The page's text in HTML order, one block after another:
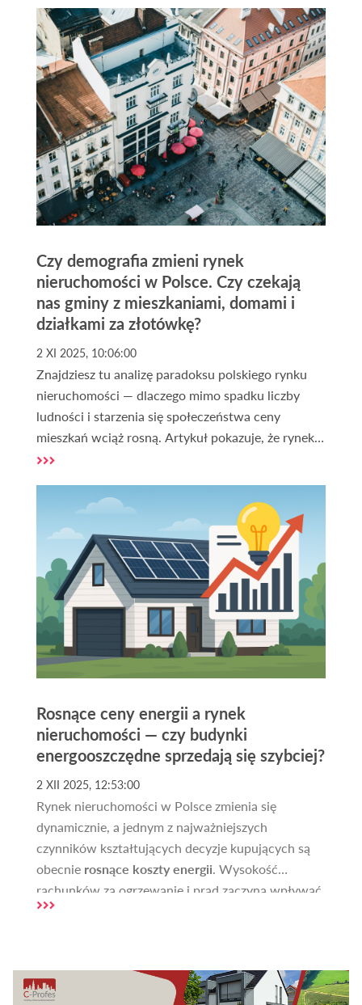
Czy demografia zmieni rynek
nieruchomości w Polsce. Czy czekają
nas gminy z mieszkaniami, domami i
działkami za złotówkę?
2 XI 2025, 10:06:00
Znajdziesz tu analizę paradoksu polskiego rynku
nieruchomości — dlaczego mimo spadku liczby
ludności i starzenia się społeczeństwa ceny
mieszkań wciąż rosną. Artykuł pokazuje, że rynek
nie zmierza ani do krachu, ani do niekończącej się
jak demografia, lokalizacja i standard
nieruchomości będą decydować o przyszłej
wartości mieszkań i które regiony Polski zyskają, a
które mogą stracić.
Rosnące ceny energii a rynek
nieruchomości — czy budynki
energooszczędne sprzedają się szybciej?
2 XII 2025, 12:53:00
Rynek nieruchomości w Polsce zmienia się
dynamicznie, a jednym z najważniejszych
czynników kształtujących decyzje kupujących są
obecnie rosnące koszty energii. Wysokość
rachunków za ogrzewanie i prąd zaczyna wpływać
zarówno na wartość nieruchomości, jak i na czas
wykonany, jakie ma instalacje oraz jakie generuje
koszty eksploatacji. W artykule analizujemy, jak